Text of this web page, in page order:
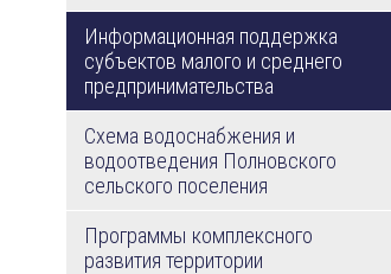
Информационная поддержка
субъектов малого и среднего
предпринимательства
Схема водоснабжения и
водоотведения Полновского
сельского поселения
Программы комплексного
развития территории